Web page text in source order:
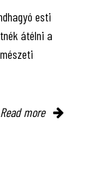
esti
átélni a
Read more